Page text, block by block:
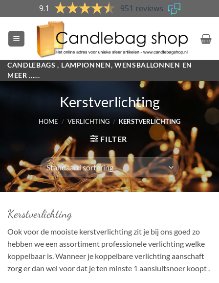
to
content
9.1 951 reviews
CANDLEBAGS , LAMPIONNEN, WENSBALLONNEN EN
MEER ......
Kerstverlichting
HOME / VERLICHTING / KERSTVERLICHTING
FILTER
Kerstverlichting
Ook voor de mooiste kerstverlichting zit je bij ons goed zo
hebben we een assortiment professionele verlichting welke
koppelbaar is. Wanneer je koppelbare verlichting aanschaft
zorg er dan wel voor dat je ten minste 1 aansluitsnoer koopt .